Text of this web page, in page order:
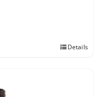
Details